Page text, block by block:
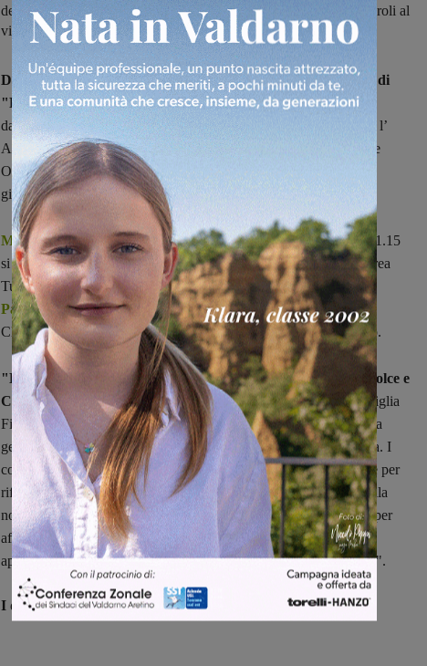
del “Duo Piceno Classica” Luca Magni al flauto e Daniela Tremaroli al
violoncello
Dopo il successo riscosso finora continuano gli appuntamenti di
"Dolcee chiara è la notte”,la manifestazione promossa
dall'amministrazione comunale di Cavriglia
in collaborazione con l’
Accademia Musicale Valdarnese, Orienteoccidente, l’associazione
Opera Viwa, l'Associazione Cultura Giardino d'Arte e altre band
giovanili conosciute sul territorio valdarnese.
Mercoledì 17 agosto, all'Agriturismo La Selvaa partire dalle 21.15
si esibirà il “Duo pianistico a 4 mani” Maria Grazia Petrali e Andrea
Turini. Giovedì 18 agosto sempre alle 21.15, alla Pieve di San
Pancraziosarà possibile assistere al concerto del “Duo Piceno
Classica” Luca Magni al flauto e Daniela Tremaroli al violoncello.
"La grande affluenza di pubblico alle iniziative culturali di Dolce e
Chiara è la notte– ha affermato l'Assessore alla Cultura di Cavriglia
Filippo Boni – dimostra che fortunatamente c'è ancora tra la nostra
gente grande voglia di cultura e di acquisizione di consapevolezza. I
concerti e le serate letterarie sono uno strumento molto importante per
riflettere e per carpire la bellezza che anche nella nostra terra e nella
nostra comunità, deve essere uno strumento di crescita personale per
affrontare il futuro. Ci auguriamo davvero che anche i prossimi
appuntamenti possano essere un'occasione per vivere tutto questo".
I due concerti saranno ad ingresso gratuito